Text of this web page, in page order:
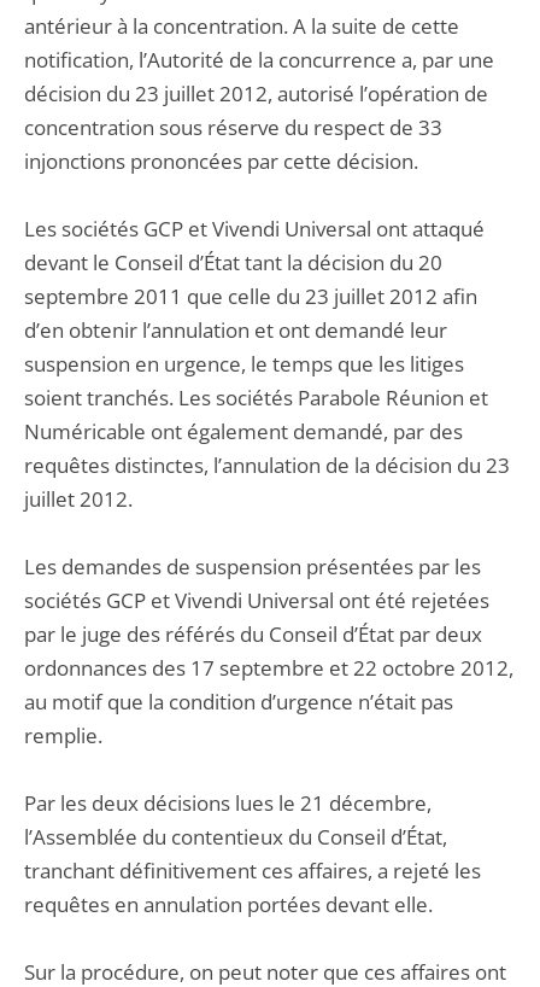
antérieur à la concentration. A la suite de cette
notification, l’Autorité de la concurrence a, par une
décision du 23 juillet 2012, autorisé l’opération de
concentration sous réserve du respect de 33
injonctions prononcées par cette décision.
Les sociétés GCP et Vivendi Universal ont attaqué
devant le Conseil d’État tant la décision du 20
septembre 2011 que celle du 23 juillet 2012 afin
d’en obtenir l’annulation et ont demandé leur
suspension en urgence, le temps que les litiges
soient tranchés. Les sociétés Parabole Réunion et
Numéricable ont également demandé, par des
requêtes distinctes, l’annulation de la décision du 23
juillet 2012.
Les demandes de suspension présentées par les
sociétés GCP et Vivendi Universal ont été rejetées
par le juge des référés du Conseil d’État par deux
ordonnances des 17 septembre et 22 octobre 2012,
au motif que la condition d’urgence n’était pas
remplie.
Par les deux décisions lues le 21 décembre,
l’Assemblée du contentieux du Conseil d’État,
tranchant définitivement ces affaires, a rejeté les
requêtes en annulation portées devant elle.
Sur la procédure, on peut noter que ces affaires ont